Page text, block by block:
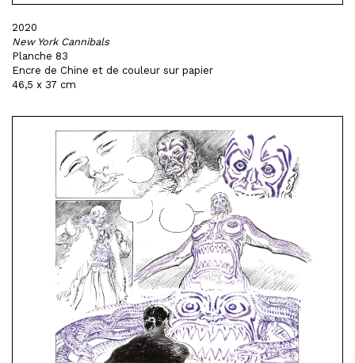
2020
New York Cannibals
Planche 83
Encre de Chine et de couleur sur papier
46,5 x 37 cm